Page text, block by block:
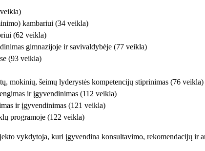
kambariui (34 veikla)
(62 veikla)
gimnazijoje ir savivaldybėje (77 veikla)
(93 veikla)
mokinių, šeimų lyderystės kompetencijų stiprinimas (76 veikla)
ir įgyvendinimas (112 veikla)
ir įgyvendinimas (121 veikla)
programoje (122 veikla)
vykdytoja, kuri įgyvendina konsultavimo, rekomendacijų ir